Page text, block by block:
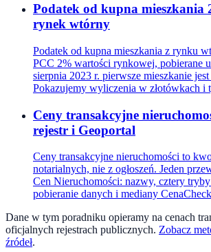
Podatek od kupna mieszkania
rynek wtórny
Podatek od kupna mieszkania z rynku
PCC 2% wartości rynkowej, pobierane
sierpnia 2023 r. pierwsze mieszkanie
Pokazujemy wyliczenia w złotówkach i
Ceny transakcyjne
rejestr i Geoportal
Ceny transakcyjne nieruchomości to
notarialnych, nie z ogłoszeń. Jeden
Cen Nieruchomości: nazwy, cztery
pobieranie danych i mediany
Dane w tym poradniku opieramy na cenach
oficjalnych rejestrach publicznych. Zobacz
źródeł.